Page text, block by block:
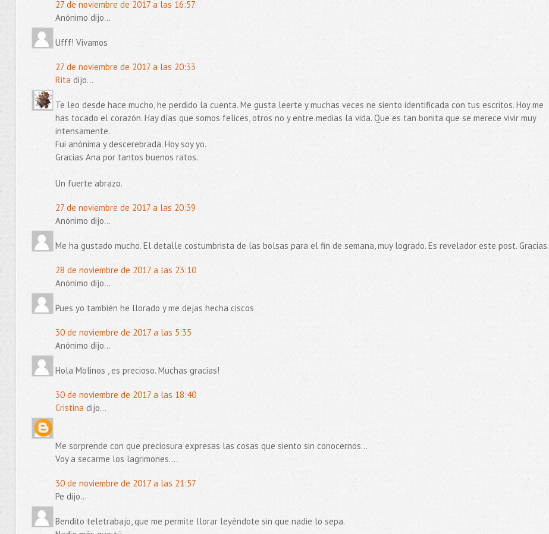
27 de noviembre de 2017 a las 16:57
Anónimo dijo...
Ufff! Vivamos
27 de noviembre de 2017 a las 20:33
Ritadijo...
Te leo desde hace mucho, he perdido la cuenta. Me gusta leerte y muchas veces ne siento identificada con tus escritos. Hoy me
has tocado el corazón. Hay días que somos felices, otros no y entre medias la vida. Que es tan bonita que se merece vivir muy
intensamente.
Fui anónima y descerebrada. Hoy soy yo.
Gracias Ana por tantos buenos ratos.
Un fuerte abrazo.
27 de noviembre de 2017 a las 20:39
Anónimo dijo...
Me ha gustado mucho. El detalle costumbrista de las bolsas para el fin de semana, muy logrado. Es revelador este post. Gracias.
28 de noviembre de 2017 a las 23:10
Anónimo dijo...
Pues yo también he llorado y me dejas hecha ciscos
30 de noviembre de 2017 a las 5:35
Anónimo dijo...
Hola Molinos , es precioso. Muchas gracias!
30 de noviembre de 2017 a las 18:40
Cristinadijo...
Me sorprende con que preciosura expresas las cosas que siento sin conocernos...
Voy a secarme los lagrimones....
30 de noviembre de 2017 a las 21:57
Pe dijo...
Bendito teletrabajo, que me permite llorar leyéndote sin que nadie lo sepa.